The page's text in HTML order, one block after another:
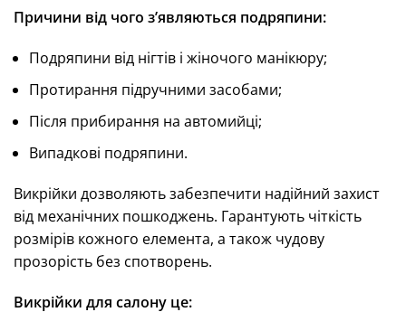
Причини від чого з’являються подряпини:
Подряпини від нігтів і жіночого манікюру;
Протирання підручними засобами;
Після прибирання на автомийці;
Випадкові подряпини.
Викрійки дозволяють забезпечити надійний захист
від механічних пошкоджень. Гарантують чіткість
розмірів кожного елемента, а також чудову
прозорість без спотворень.
Викрійки для салону це: